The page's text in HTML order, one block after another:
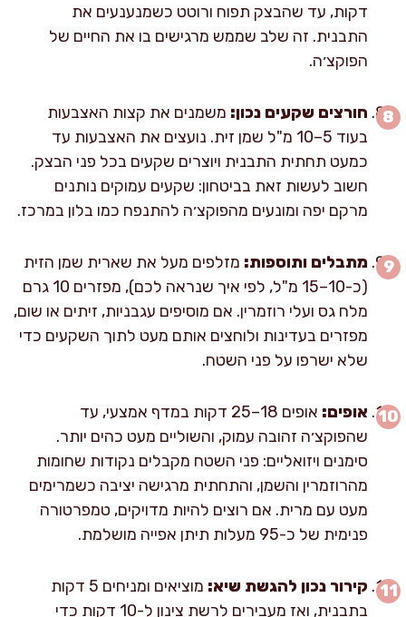
דקות, עד שהבצק תפוח ורוטט כשמנענעים את
התבנית. זה שלב שממש מרגישים בו את החיים של
הפוקצ׳ה.
חורצים שקעים נכון: משמנים את קצות האצבעות
בעוד 5–10 מ"ל שמן זית. נועצים את האצבעות עד
כמעט תחתית התבנית ויוצרים שקעים בכל פני הבצק.
חשוב לעשות זאת בביטחון: שקעים עמוקים נותנים
מרקם יפה ומונעים מהפוקצ׳ה להתנפח כמו בלון במרכז.
מתבלים ותוספות: מזלפים מעל את שארית שמן הזית
(כ-10–15 מ"ל, לפי איך שנראה לכם), מפזרים 10 גרם
מלח גס ועלי רוזמרין. אם מוסיפים עגבניות, זיתים או שום,
מפזרים בעדינות ולוחצים אותם מעט לתוך השקעים כדי
שלא ישרפו על פני השטח.
אופים:
אופים 18–25 דקות במדף אמצעי, עד
שהפוקצ׳ה זהובה עמוק, והשוליים מעט כהים יותר.
סימנים ויזואליים: פני השטח מקבלים נקודות שחומות
מהרוזמרין והשמן, והתחתית מרגישה יציבה כשמרימים
מעט עם מרית. אם רוצים להיות מדויקים, טמפרטורה
פנימית של כ-95 מעלות תיתן אפייה מושלמת.
קירור נכון להגשת שיא:
מוציאים ומניחים 5 דקות
בתבנית, ואז מעבירים לרשת צינון ל-10 דקות כדי